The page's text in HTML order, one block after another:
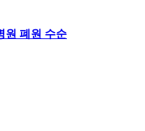
원 폐원 수순